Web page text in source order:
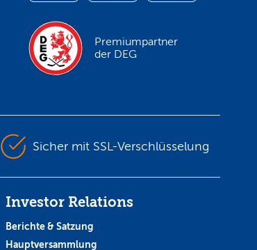
Premiumpartner
der DEG
Sicher mit SSL-Verschlüsselung
Investor Relations
Berichte & Satzung
Hauptversammlung